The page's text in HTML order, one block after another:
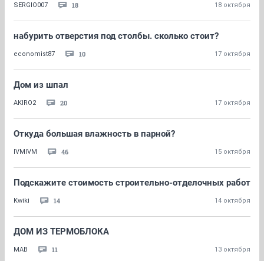
SERGIO007 18 18 октября
набурить отверстия под столбы. сколько стоит?
economist87 10 17 октября
Дом из шпал
AKIRO2 20 17 октября
Откуда большая влажность в парной?
IVMIVM 46 15 октября
Подскажите стоимость строительно-отделочных работ
Kwiki 14 14 октября
ДОМ ИЗ ТЕРМОБЛОКА
МАВ 11 13 октября